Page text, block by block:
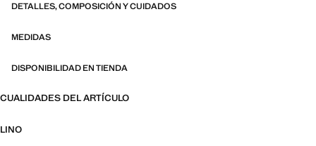
Diseñadas considerando cuidadosamente su confección, son todavía
DETALLES, COMPOSICIÓN Y CUIDADOS
MEDIDAS
DISPONIBILIDAD EN TIENDA
CUALIDADES DEL ARTÍCULO
LINO